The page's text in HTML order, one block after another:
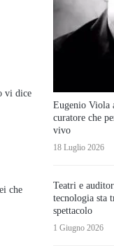
vi dice
che
Eugenio
curatore che
vivo
18 Luglio 2026
Teatri e
tecnologia sta
spettacolo
1 Giugno 2026